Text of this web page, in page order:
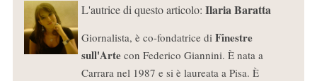
L'autrice di questo articolo: Ilaria Baratta
Giornalista, è co-fondatrice di Finestre
sull'Artecon Federico Giannini. È nata a
Carrara nel 1987 e si è laureata a Pisa. È